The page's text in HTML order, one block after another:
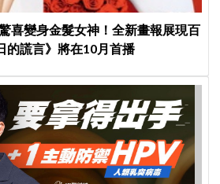
喜變身金髮女神！全新畫報展現百
的謊言》將在10月首播